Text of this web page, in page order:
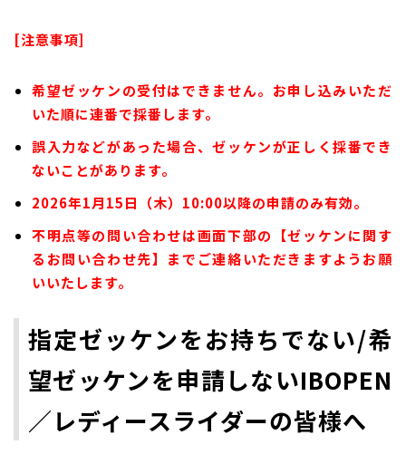
[注意事項]
希望ゼッケンの受付はできません。お申し込みいただ
いた順に連番で採番します。
誤入力などがあった場合、ゼッケンが正しく採番でき
ないことがあります。
2026年1月15日（木）10:00以降の申請のみ有効。
不明点等の問い合わせは画面下部の【ゼッケンに関す
るお問い合わせ先】までご連絡いただきますようお願
いいたします。
指定ゼッケンをお持ちでない/希
望ゼッケンを申請しないIBOPEN
／レディースライダーの皆様へ